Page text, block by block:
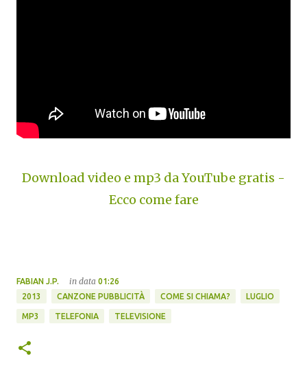
Download video e mp3 da YouTube gratis -
Ecco come fare
FABIAN J.P. in data 01:26
2013
CANZONE PUBBLICITÀ COME SI CHIAMA? LUGLIO
MP3 TELEFONIA TELEVISIONE